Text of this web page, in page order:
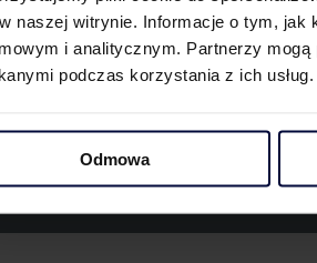
naszej witrynie. Informacje o tym, jak
i analitycznym. Partnerzy
podczas korzystania z ich usług.
Odmowa
znajdą Państwo na stronie Cen